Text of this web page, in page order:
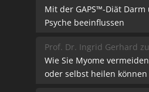
Mit der GAPS™-Diät Darm
Psyche beeinflussen
Prof. Dr. Ingrid Gerhard zu
Wie Sie Myome vermeiden
oder selbst heilen können